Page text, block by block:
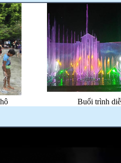
Buổi trình